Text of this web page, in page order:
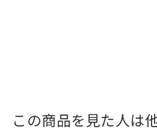
この商品を見た人は